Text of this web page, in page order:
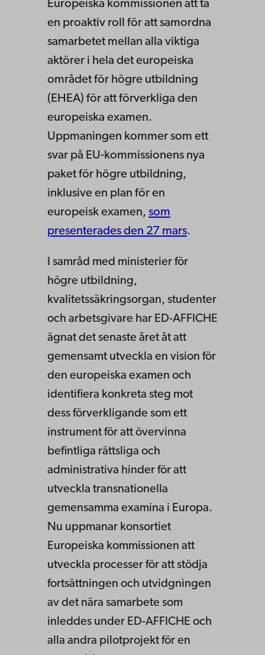
Europeiska kommissionen att ta
en proaktiv roll för att samordna
samarbetet mellan alla viktiga
aktörer i hela det europeiska
området för högre utbildning
(EHEA) för att förverkliga den
europeiska examen.
Uppmaningen kommer som ett
svar på EU-kommissionens nya
paket för högre utbildning,
inklusive en plan för en
europeisk examen, som
presenterades den 27 mars.
I samråd med ministerier för
högre utbildning,
kvalitetssäkringsorgan, studenter
och arbetsgivare har ED-AFFICHE
ägnat det senaste året åt att
gemensamt utveckla en vision för
den europeiska examen och
identifiera konkreta steg mot
dess förverkligande som ett
instrument för att övervinna
befintliga rättsliga och
administrativa hinder för att
utveckla transnationella
gemensamma examina i Europa.
Nu uppmanar konsortiet
Europeiska kommissionen att
utveckla processer för att stödja
fortsättningen och utvidgningen
av det nära samarbete som
inleddes under ED-AFFICHE och
alla andra pilotprojekt för en